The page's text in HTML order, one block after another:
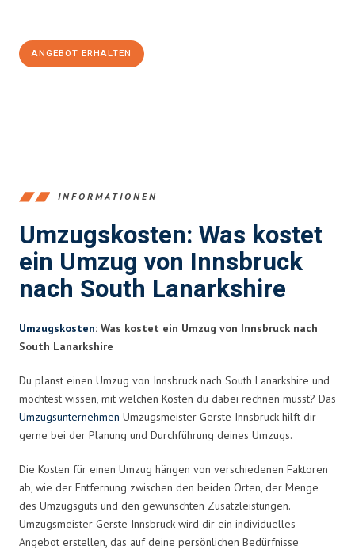
ANGEBOT ERHALTEN
INFORMATIONEN
Umzugskosten: Was kostet
ein Umzug von Innsbruck
nach South Lanarkshire
Umzugskosten: Was kostet ein Umzug von Innsbruck nach
South Lanarkshire
Du planst einen Umzug von Innsbruck nach South Lanarkshire und
möchtest wissen, mit welchen Kosten du dabei rechnen musst? Das
Umzugsunternehmen Umzugsmeister Gerste Innsbruck hilft dir
gerne bei der Planung und Durchführung deines Umzugs.
Die Kosten für einen Umzug hängen von verschiedenen Faktoren
ab, wie der Entfernung zwischen den beiden Orten, der Menge
des Umzugsguts und den gewünschten Zusatzleistungen.
Umzugsmeister Gerste Innsbruck wird dir ein individuelles
Angebot erstellen, das auf deine persönlichen Bedürfnisse